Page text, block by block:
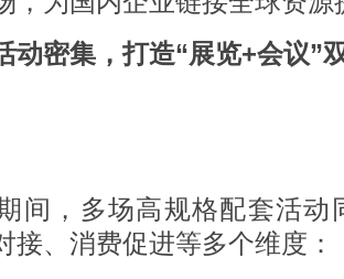
动密集，打造“展览+会议”
，多场高规格配套活动
接、消费促进等多个维度：